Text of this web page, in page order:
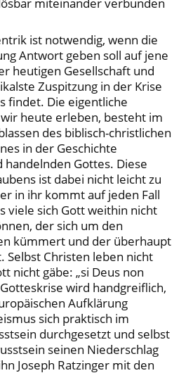
ist notwendig, wenn die
Antwort geben soll auf jene
heutigen Gesellschaft und
Zuspitzung in der Krise
findet. Die eigentliche
heute erleben, besteht im
des biblisch-christlichen
in der Geschichte
handelnden Gottes. Diese
ist dabei nicht leicht zu
in ihr kommt auf jeden Fall
viele sich Gott weithin nicht
der sich um den
kümmert und der überhaupt
Selbst Christen leben nicht
nicht gäbe: „si Deus non
wird handgreiflich,
Aufklärung
sich praktisch im
durchgesetzt und selbst
seinen Niederschlag
Joseph Ratzinger mit den